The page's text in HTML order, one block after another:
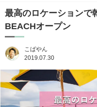
最高のロケーションで
BEACHオープン
こばやん
2019.07.30